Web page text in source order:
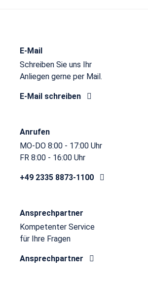
E-Mail
Schreiben Sie uns Ihr
Anliegen gerne per Mail.
E-Mail schreiben
Anrufen
MO-DO 8:00 - 17:00 Uhr
FR 8:00 - 16:00 Uhr
+49 2335 8873-1100
Ansprechpartner
Kompetenter Service
für Ihre Fragen
Ansprechpartner